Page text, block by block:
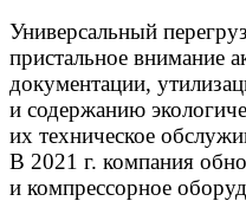
Универсальный
пристальное внимание
документации,
и содержанию
их техническое
В 2021 г. компания
и компрессорное